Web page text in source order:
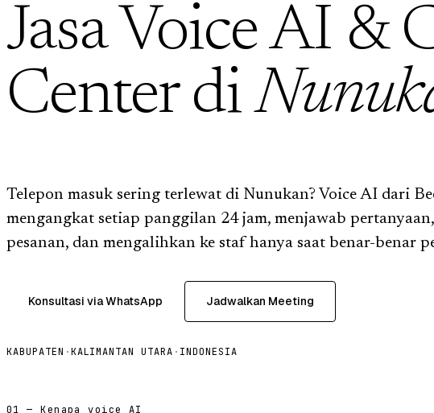
Jasa Voice AI &
Center di
Telepon masuk sering terlewat di Nunukan? Voice AI dari
mengangkat setiap panggilan 24 jam, menjawab
pesanan, dan mengalihkan ke staf hanya saat benar-benar
Konsultasi via WhatsApp Jadwalkan Meeting
KABUPATEN ·KALIMANTAN UTARA · INDONESIA
01 — Kenapa voice AI